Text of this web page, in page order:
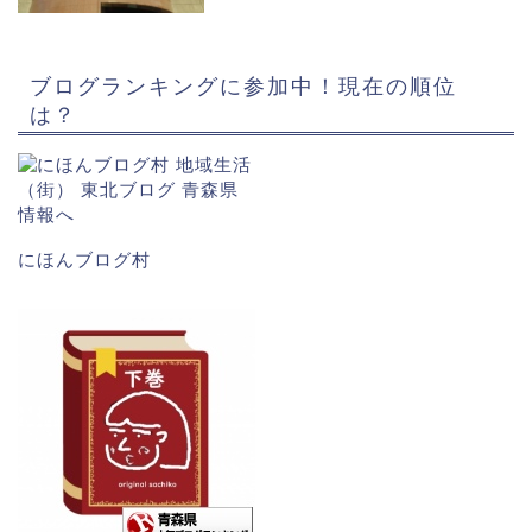
ブログランキングに参加中！現在の順位
は？
にほんブログ村